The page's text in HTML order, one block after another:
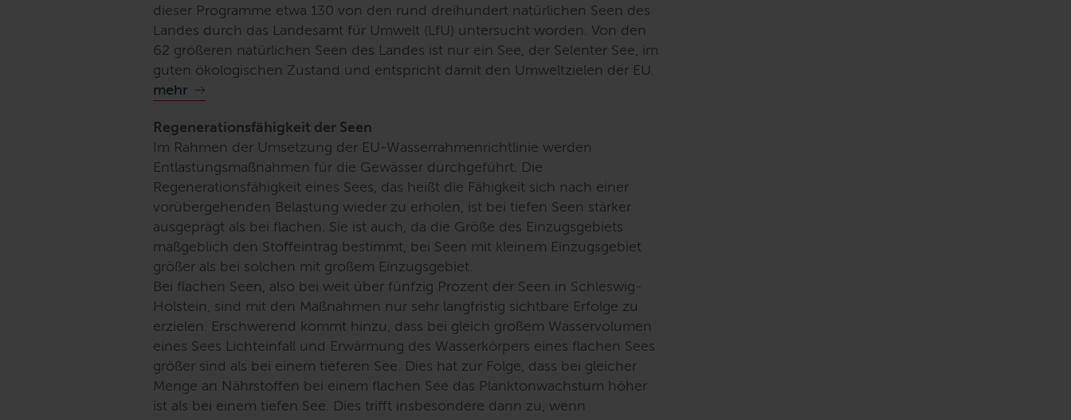
dieser Programme etwa 130 von den rund dreihundert natürlichen Seen des
Landes durch das Landesamt für Umwelt (LfU) untersucht worden. Von den
62 größeren natürlichen Seen des Landes ist nur ein See, der Selenter See, im
guten ökologischen Zustand und entspricht damit den Umweltzielen der EU.
mehr
Regenerationsfähigkeit der Seen
Im Rahmen der Umsetzung der EU-Wasserrahmenrichtlinie werden
Entlastungsmaßnahmen für die Gewässer durchgeführt. Die
Regenerationsfähigkeit eines Sees, das heißt die Fähigkeit sich nach einer
vorübergehenden Belastung wieder zu erholen, ist bei tiefen Seen stärker
ausgeprägt als bei flachen. Sie ist auch, da die Größe des Einzugsgebiets
maßgeblich den Stoffeintrag bestimmt, bei Seen mit kleinem Einzugsgebiet
größer als bei solchen mit großem Einzugsgebiet.
Bei flachen Seen, also bei weit über fünfzig Prozent der Seen in Schleswig-
Holstein, sind mit den Maßnahmen nur sehr langfristig sichtbare Erfolge zu
erzielen. Erschwerend kommt hinzu, dass bei gleich großem Wasservolumen
eines Sees Lichteinfall und Erwärmung des Wasserkörpers eines flachen Sees
größer sind als bei einem tieferen See. Dies hat zur Folge, dass bei gleicher
Menge an Nährstoffen bei einem flachen See das Planktonwachstum höher
ist als bei einem tiefen See. Dies trifft insbesondere dann zu, wenn